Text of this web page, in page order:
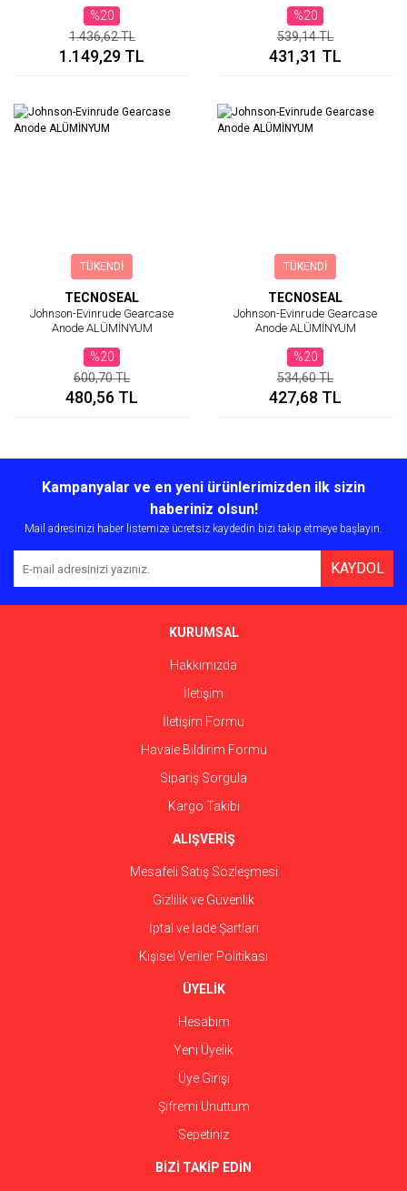
%20
1.149,29 TL
1.436,62 TL
%20
431,31 TL
539,14 TL
TÜKENDİ
TECNOSEAL
Johnson-Evinrude Gearcase
Anode ALÜMİNYUM
%20
480,56 TL
600,70 TL
TÜKENDİ
TECNOSEAL
Johnson-Evinrude Gearcase
Anode ALÜMİNYUM
%20
427,68 TL
534,60 TL
Kampanyalar ve en yeni ürünlerimizden ilk sizin
haberiniz olsun!
Mail adresinizi haber listemize ücretsiz kaydedin bizi takip etmeye başlayın.
KAYDOL
KURUMSAL
Hakkımızda
İletişim
İletişim Formu
Havale Bildirim Formu
Sipariş Sorgula
Kargo Takibi
ALIŞVERİŞ
Mesafeli Satış Sözleşmesi
Gizlilik ve Güvenlik
İptal ve İade Şartları
Kişisel Veriler Politikası
ÜYELİK
Hesabım
Yeni Üyelik
Üye Girişi
Şifremi Unuttum
Sepetiniz
BİZİ TAKİP EDİN